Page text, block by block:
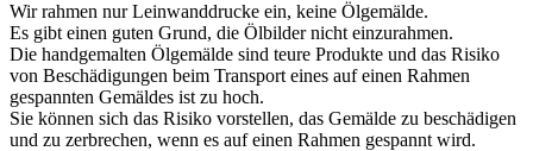
Wir rahmen nur Leinwanddrucke ein, keine Ölgemälde.
Es gibt einen guten Grund, die Ölbilder nicht einzurahmen.
Die handgemalten Ölgemälde sind teure Produkte und das Risiko
von Beschädigungen beim Transport eines auf einen Rahmen
gespannten Gemäldes ist zu hoch.
Sie können sich das Risiko vorstellen, das Gemälde zu beschädigen
und zu zerbrechen, wenn es auf einen Rahmen gespannt wird.